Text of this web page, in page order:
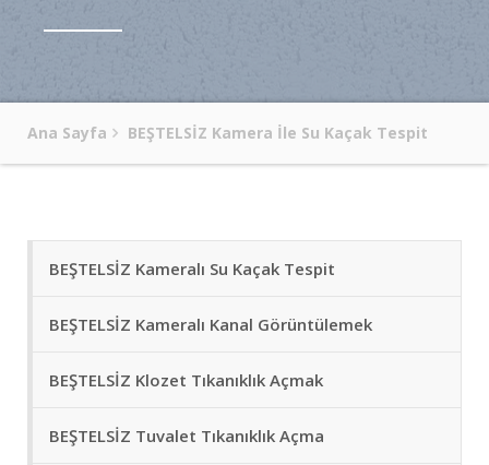
Ana Sayfa BEŞTELSİZ Kamera İle Su Kaçak Tespit
BEŞTELSİZ Kameralı Su Kaçak Tespit
BEŞTELSİZ Kameralı Kanal Görüntülemek
BEŞTELSİZ Klozet Tıkanıklık Açmak
BEŞTELSİZ Tuvalet Tıkanıklık Açma